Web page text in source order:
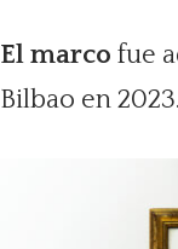
El marco fue
Bilbao en 2023.